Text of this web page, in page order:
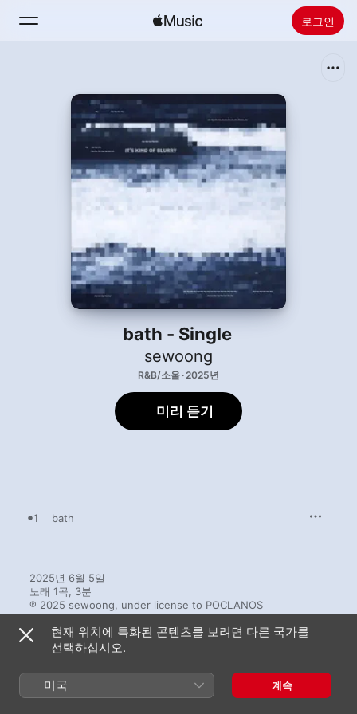
로그인
새로운 음악
라디오
Apple Music 설치
bath - Single
sewoong
R&B/소울 · 2025년
미리 듣기
1 bath
2025년 6월 5일
노래 1곡, 3분
℗ 2025 sewoong, under license to POCLANOS
sewoong의 다른 앨범
현재 위치에 특화된 콘텐츠를 보려면 다른 국가를
선택하십시오.
미국 계속